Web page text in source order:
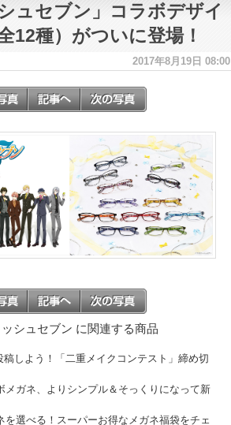
ュセブン」コラボデザイ
12種）がついに登場！
2017年8月19日 08:00
シュセブン に関連する商品
稿しよう！「二重メイクコンテスト」締め切
メガネ、よりシンプル＆そっくりになって新
を選べる！スーパーお得なメガネ福袋をチェ